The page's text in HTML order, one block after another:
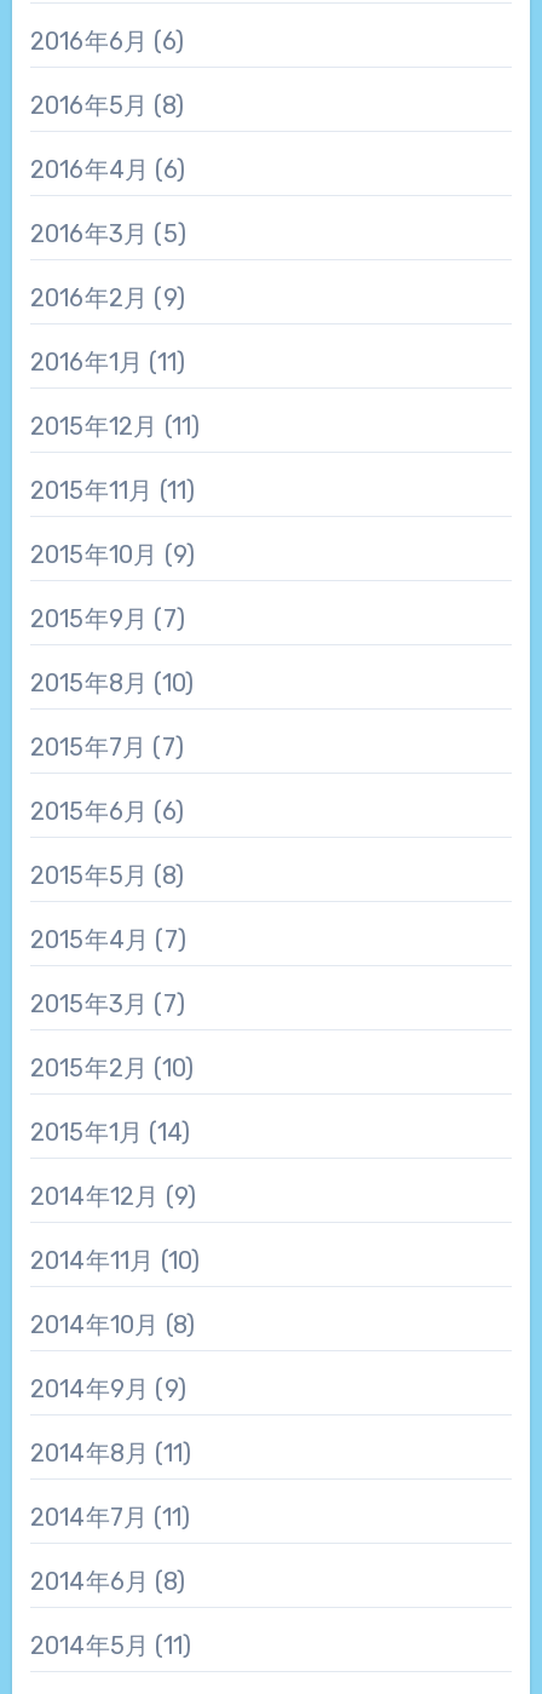
2016年6月 (6)
2016年5月 (8)
2016年4月 (6)
2016年3月 (5)
2016年2月 (9)
2016年1月 (11)
2015年12月 (11)
2015年11月 (11)
2015年10月 (9)
2015年9月 (7)
2015年8月 (10)
2015年7月 (7)
2015年6月 (6)
2015年5月 (8)
2015年4月 (7)
2015年3月 (7)
2015年2月 (10)
2015年1月 (14)
2014年12月 (9)
2014年11月 (10)
2014年10月 (8)
2014年9月 (9)
2014年8月 (11)
2014年7月 (11)
2014年6月 (8)
2014年5月 (11)